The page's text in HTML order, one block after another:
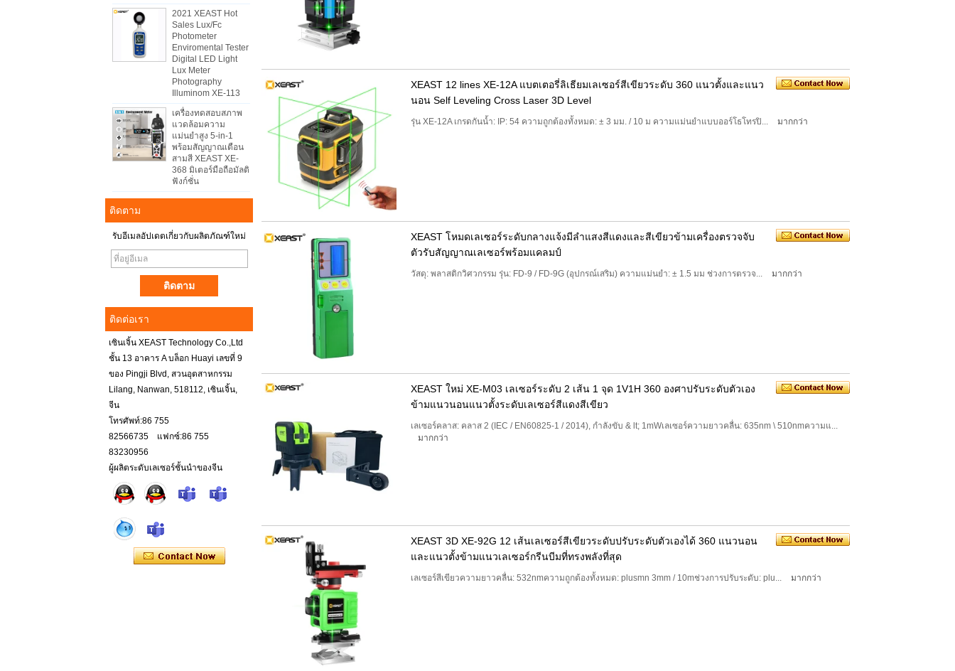
2021 XEAST Hot
Sales Lux/Fc
Photometer
Enviromental Tester
Digital LED Light
Lux Meter
Photography
Illuminom XE-113
เครื่องทดสอบสภาพ
แวดล้อมความ
แม่นยำสูง 5-in-1
พร้อมสัญญาณเตือน
สามสี XEAST XE-
368 มิเตอร์มือถือมัลติ
ฟังก์ชั่น
ติดตาม
รับอีเมลอัปเดตเกี่ยวกับผลิตภัณฑ์ใหม่
ติดต่อเรา
เซินเจิ้น XEAST Technology Co.,Ltd
ชั้น 13 อาคาร A บล็อก Huayi เลขที่ 9
ของ Pingji Blvd, สวนอุตสาหกรรม
Lilang, Nanwan, 518112, เซินเจิ้น,
จีน
โทรศัพท์:86 755
82566735 แฟกซ์:86 755
83230956
ผู้ผลิตระดับเลเซอร์ชั้นนำของจีน
XEAST 12 lines XE-12A แบตเตอรี่ลิเธียมเลเซอร์สีเขียวระดับ 360 แนวตั้งและแนว
นอน Self Leveling Cross Laser 3D Level
รุ่น XE-12A เกรดกันน้ำ: IP: 54 ความถูกต้องทั้งหมด: ± 3 มม. / 10 ม ความแม่นยำแบบออร์โธโทรปิ... มากกว่า
XEAST โหมดเลเซอร์ระดับกลางแจ้งมีลำแสงสีแดงและสีเขียวข้ามเครื่องตรวจจับ
ตัวรับสัญญาณเลเซอร์พร้อมแคลมป์
วัสดุ: พลาสติกวิศวกรรม รุ่น: FD-9 / FD-9G (อุปกรณ์เสริม) ความแม่นยำ: ± 1.5 มม ช่วงการตรวจ... มากกว่า
XEAST ใหม่ XE-M03 เลเซอร์ระดับ 2 เส้น 1 จุด 1V1H 360 องศาปรับระดับตัวเอง
ข้ามแนวนอนแนวตั้งระดับเลเซอร์สีแดงสีเขียว
เลเซอร์คลาส: คลาส 2 (IEC / EN60825-1 / 2014), กำลังขับ & lt; 1mWเลเซอร์ความยาวคลื่น: 635nm \ 510nmความแ...
มากกว่า
XEAST 3D XE-92G 12 เส้นเลเซอร์สีเขียวระดับปรับระดับตัวเองได้ 360 แนวนอน
และแนวตั้งข้ามแนวเลเซอร์กรีนบีมที่ทรงพลังที่สุด
เลเซอร์สีเขียวความยาวคลื่น: 532nmความถูกต้องทั้งหมด: plusmn 3mm / 10mช่วงการปรับระดับ: plu... มากกว่า